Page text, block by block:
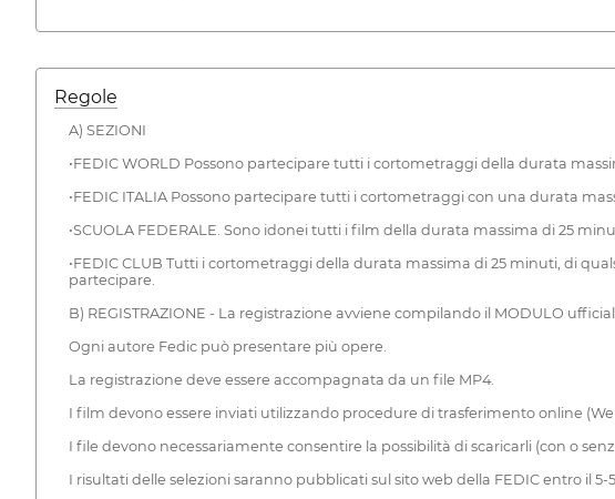
Regole
A) SEZIONI
•FEDIC WORLD Possono partecipare tutti i cortometraggi della durata
•FEDIC ITALIA Possono partecipare tutti i cortometraggi con una durata
•SCUOLA FEDERALE. Sono idonei tutti i film della durata massima di 25
•FEDIC CLUB Tutti i cortometraggi della durata massima di 25 minuti, di
partecipare.
B) REGISTRAZIONE - La registrazione avviene compilando il MODULO
Ogni autore Fedic può presentare più opere.
La registrazione deve essere accompagnata da un file MP4.
I film devono essere inviati utilizzando procedure di trasferimento online
I file devono necessariamente consentire la possibilità di scaricarli (con o
I risultati delle selezioni saranno pubblicati sul sito web della FEDIC entro il 5-